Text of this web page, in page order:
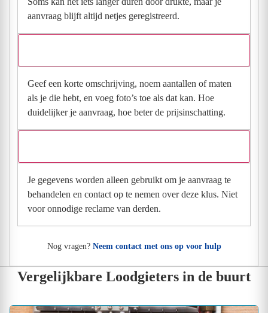
aanvraag blijft altijd netjes geregistreerd.
Geef een korte omschrijving, noem aantallen of maten
als je die hebt, en voeg foto’s toe als dat kan. Hoe
duidelijker je aanvraag, hoe beter de prijsinschatting.
Je gegevens worden alleen gebruikt om je aanvraag te
behandelen en contact op te nemen over deze klus. Niet
voor onnodige reclame van derden.
Nog vragen? Neem contact met ons op voor hulp
Vergelijkbare Loodgieters in de buurt